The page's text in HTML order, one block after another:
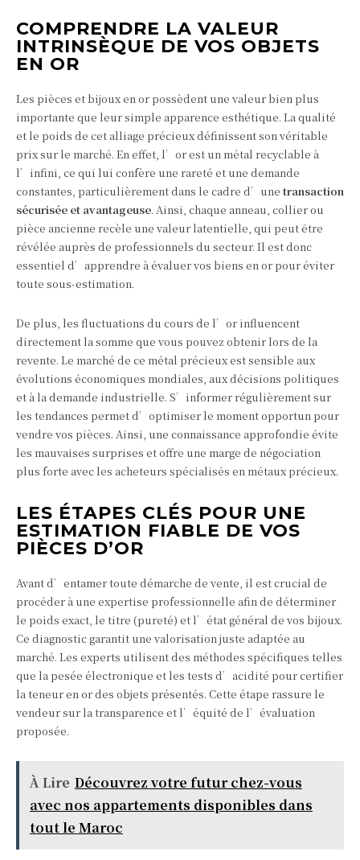
COMPRENDRE LA VALEUR
INTRINSÈQUE DE VOS OBJETS
EN OR
Les pièces et bijoux en or possèdent une valeur bien plus
importante que leur simple apparence esthétique. La qualité
et le poids de cet alliage précieux définissent son véritable
prix sur le marché. En effet, l’or est un métal recyclable à
l’infini, ce qui lui confère une rareté et une demande
constantes, particulièrement dans le cadre d’une transaction
sécurisée et avantageuse. Ainsi, chaque anneau, collier ou
pièce ancienne recèle une valeur latentielle, qui peut être
révélée auprès de professionnels du secteur. Il est donc
essentiel d’apprendre à évaluer vos biens en or pour éviter
toute sous-estimation.
De plus, les fluctuations du cours de l’or influencent
directement la somme que vous pouvez obtenir lors de la
revente. Le marché de ce métal précieux est sensible aux
évolutions économiques mondiales, aux décisions politiques
et à la demande industrielle. S’informer régulièrement sur
les tendances permet d’optimiser le moment opportun pour
vendre vos pièces. Ainsi, une connaissance approfondie évite
les mauvaises surprises et offre une marge de négociation
plus forte avec les acheteurs spécialisés en métaux précieux.
LES ÉTAPES CLÉS POUR UNE
ESTIMATION FIABLE DE VOS
PIÈCES D’OR
Avant d’entamer toute démarche de vente, il est crucial de
procéder à une expertise professionnelle afin de déterminer
le poids exact, le titre (pureté) et l’état général de vos bijoux.
Ce diagnostic garantit une valorisation juste adaptée au
marché. Les experts utilisent des méthodes spécifiques telles
que la pesée électronique et les tests d’acidité pour certifier
la teneur en or des objets présentés. Cette étape rassure le
vendeur sur la transparence et l’équité de l’évaluation
proposée.
À Lire Découvrez votre futur chez-vous
avec nos appartements disponibles dans
tout le Maroc